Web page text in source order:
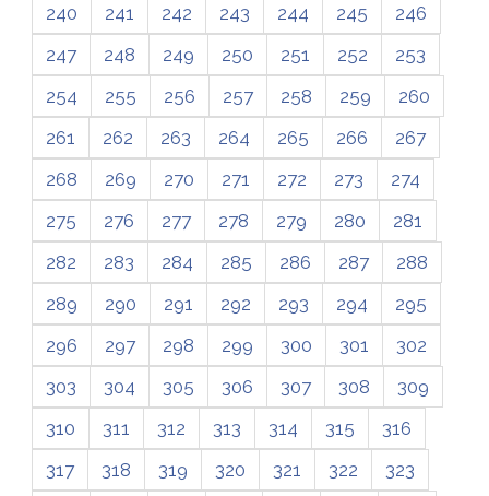
240
241 242 243 244 245
246
247
248 249 250 251 252
253
254
255 256 257 258 259
260
261
262 263 264 265 266
267
268
269 270 271 272 273
274
275
276 277 278 279 280
281
282
283 284 285 286 287
288
289
290 291 292 293 294
295
296
297 298 299 300 301
302
303
304 305 306 307 308
309
310
311 312 313 314 315
316
317
318 319 320 321 322
323